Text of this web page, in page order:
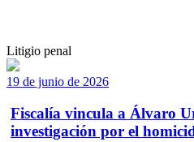
Litigio penal
19 de junio de 2026
Fiscalía vincula a Álvaro
investigación por el